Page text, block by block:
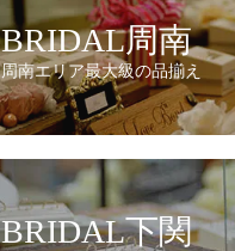
BRIDAL周南
周南エリア最大級の品揃え
BRIDAL下関